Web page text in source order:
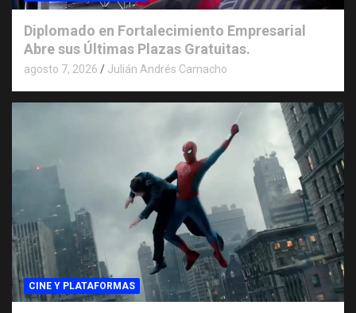
Diplomado en Fortalecimiento Empresarial
Abre sus Últimas Plazas Gratuitas.
agosto 7, 2026 Julián Andrés Camacho
CINE Y PLATAFORMAS